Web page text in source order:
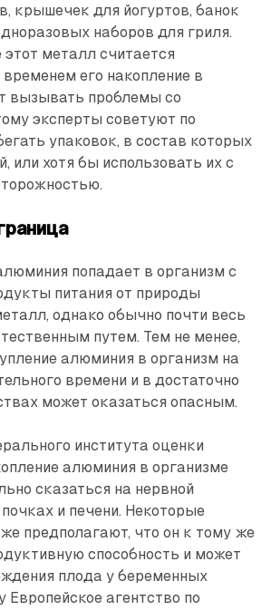
крышечек для йогуртов, банок
наборов для гриля.
этот металл считается
его накопление в
вызывать проблемы со
эксперты советуют по
упаковок, в состав которых
или хотя бы использовать их с
попадает в организм с
питания от природы
однако обычно почти весь
путем. Тем не менее,
алюминия в организм на
времени и в достаточно
может оказаться опасным.
института оценки
алюминия в организме
сказаться на нервной
и печени. Некоторые
предполагают, что он к тому же
способность и может
плода у беременных
агентство по